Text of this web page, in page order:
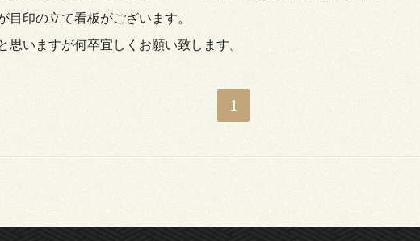
目印の立て看板がございます。
思いますが何卒宜しくお願い致します。
1